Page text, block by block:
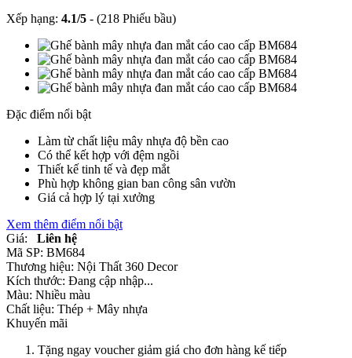
Xếp hạng: 4.1/5 - (218 Phiếu bầu)
Đặc điểm nổi bật
Làm từ chất liệu mây nhựa độ bền cao
Có thể kết hợp với đệm ngồi
Thiết kế tinh tế và đẹp mắt
Phù hợp không gian ban công sân vườn
Giá cả hợp lý tại xưởng
Xem thêm điểm nổi bật
Giá:
Liên hệ
Mã SP: BM684
Thương hiệu: Nội Thất 360 Decor
Kích thước: Đang cập nhập...
Màu: Nhiều màu
Chất liệu: Thép + Mây nhựa
Khuyến mãi
Tặng ngay voucher giảm giá cho đơn hàng kế tiếp